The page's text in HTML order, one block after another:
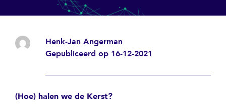
Henk-Jan Angerman
Gepubliceerd op 16-12-2021
(Hoe) halen we de Kerst?